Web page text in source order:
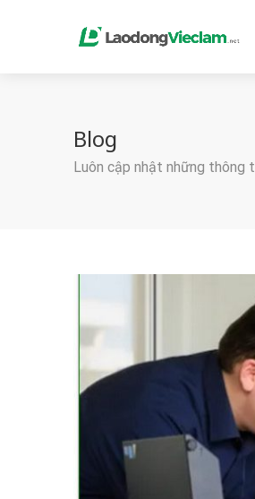
Blog
Luôn cập nhật những thông